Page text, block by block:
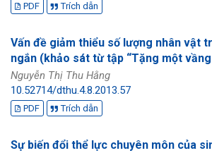
PDF Trích dẫn
Vấn đề giảm thiểu số lượng nhân vật
ngắn (khảo sát từ tập “Tặng một
Nguyễn Thị Thu Hằng
10.52714/dthu.4.8.2013.57
PDF Trích dẫn
Sự biến đổi thể lực chuyên môn của